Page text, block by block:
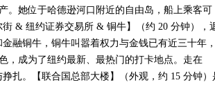
。她位于哈德逊河口附近的自由岛，船上乘客可
& 纽约证券交易所 & 铜牛】（约 20 分钟），
融铜牛，铜牛叫嚣着权力与金钱已有近三十年
，成为了纽约最新、最热门的打卡地点。走在
扎。【联合国总部大楼】（外观，约 15 分钟）